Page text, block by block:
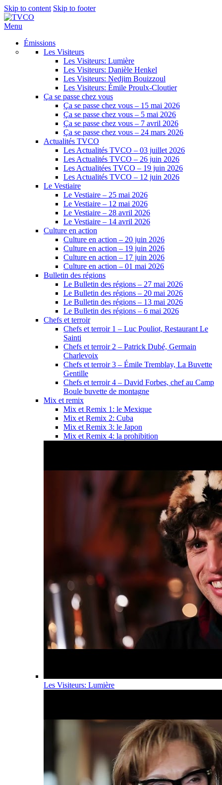
Skip to content Skip to footer
Menu
Émissions
Les Visiteurs
Les Visiteurs: Lumière
Les Visiteurs: Danièle Henkel
Les Visiteurs: Nedjim Bouizzoul
Les Visiteurs: Émile Proulx-Cloutier
Ça se passe chez vous
Ça se passe chez vous – 15 mai 2026
Ça se passe chez vous – 5 mai 2026
Ça se passe chez vous – 7 avril 2026
Ça se passe chez vous – 24 mars 2026
Actualités TVCO
Les Actualités TVCO – 03 juillet 2026
Les Actualités TVCO – 26 juin 2026
Les Actualitées TVCO – 19 juin 2026
Les Actualités TVCO – 12 juin 2026
Le Vestiaire
Le Vestiaire – 25 mai 2026
Le Vestiaire – 12 mai 2026
Le Vestiaire – 28 avril 2026
Le Vestiaire – 14 avril 2026
Culture en action
Culture en action – 20 juin 2026
Culture en action – 19 juin 2026
Culture en action – 17 juin 2026
Culture en action – 01 mai 2026
Bulletin des régions
Le Bulletin des régions – 27 mai 2026
Le Bulletin des régions – 20 mai 2026
Le Bulletin des régions – 13 mai 2026
Le Bulletin des régions – 6 mai 2026
Chefs et terroir
Chefs et terroir 1 – Luc Pouliot, Restaurant Le
Sainti
Chefs et terroir 2 – Patrick Dubé, Germain
Charlevoix
Chefs et terroir 3 – Émile Tremblay, La Buvette
Gentille
Chefs et terroir 4 – David Forbes, chef au Camp
Boule buvette de montagne
Mix et remix
Mix et Remix 1: le Mexique
Mix et Remix 2: Cuba
Mix et Remix 3: le Japon
Mix et Remix 4: la prohibition
Les Visiteurs: Lumière